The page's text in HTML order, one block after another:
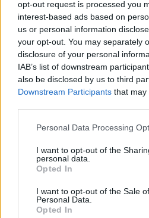
opt-out request is processed you
interest-based ads based on
us or personal information
your opt-out. You may separately
disclosure of your personal
IAB’s list of downstream
also be disclosed by us to third
Downstream Participants that may
Personal Data Processing
I want to opt-out of the
personal data.
Opted In
I want to opt-out of the Sale
Personal Data.
Opted In
Commenti
L'email è richiesta ma non verrà mostrata
commenti non sono testi giornalistici, ma
possono essere automaticamente
che includano uno o più link a siti esterni